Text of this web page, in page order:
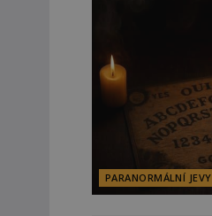
PARANORMÁLNÍ JEVY